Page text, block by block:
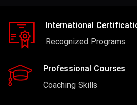
International
Recognized Programs
Professional Courses
Coaching Skills